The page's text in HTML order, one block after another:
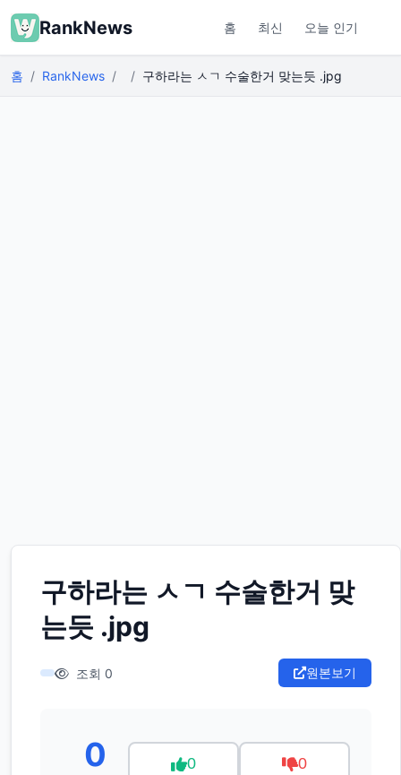
RankNews 홈 최신 오늘 인기
홈 RankNews 구하라는 ㅅㄱ 수술한거 맞는듯 .jpg
구하라는 ㅅㄱ 수술한거 맞
는듯 .jpg
조회 0 원본보기
0 0 0